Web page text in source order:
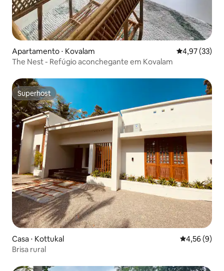
Apartamento ⋅ Kovalam 4,97 de uma
4,97 (33)
The Nest - Refúgio aconchegante em Kovalam
Superhost
Superhost
Casa ⋅ Kottukal 4,56 de uma
4,56 (9)
Brisa rural